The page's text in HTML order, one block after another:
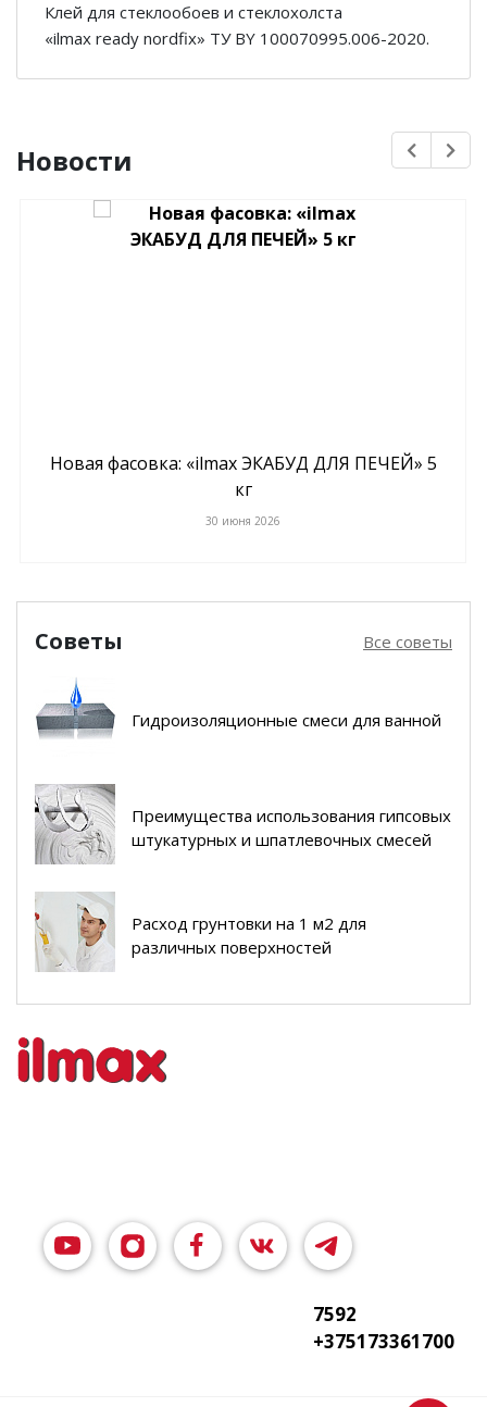
Клей для стеклообоев и стеклохолста
«ilmax ready nordfix» ТУ BY 100070995.006-2020.
Новости
Новая фасовка: «ilmax ЭКАБУД ДЛЯ ПЕЧЕЙ» 5
кг
30 июня 2026
Советы Все советы
Гидроизоляционные смеси для ванной
Преимущества использования гипсовых
штукатурных и шпатлевочных смесей
Расход грунтовки на 1 м2 для
различных поверхностей
7592
+375173361700